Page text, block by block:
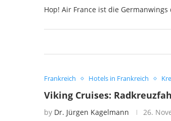
Hop! Air France ist die
Frankreich Hotels in Frankreich
Viking Cruises:
by Dr. Jürgen Kagelmann 26.